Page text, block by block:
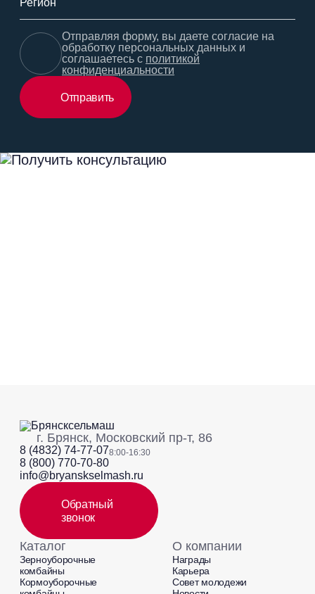
Регион
Отправить
Отправляя форму, вы даете согласие на
обработку персональных данных и
соглашаетесь с политикой
конфиденциальности
г. Брянск, Московский пр-т, 86
8 (4832) 74-77-078:00-16:30
8 (800) 770-70-80
info@bryanskselmash.ru
Обратный
звонок
Каталог
Зерноуборочные
комбайны
Кормоуборочные
О компании
Награды
Карьера
Совет молодежи